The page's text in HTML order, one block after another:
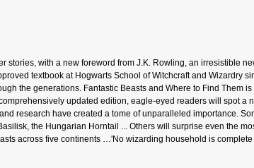
stories, with a new foreword from J.K. Rowling, an irresistible
textbook at Hogwarts School of Witchcraft and Wizardry
the generations. Fantastic Beasts and Where to Find Them
updated edition, eagle-eyed readers will spot a
research have created a tome of unparalleled importance.
the Hungarian Horntail ... Others will surprise even the
across five continents …'No wizarding household is